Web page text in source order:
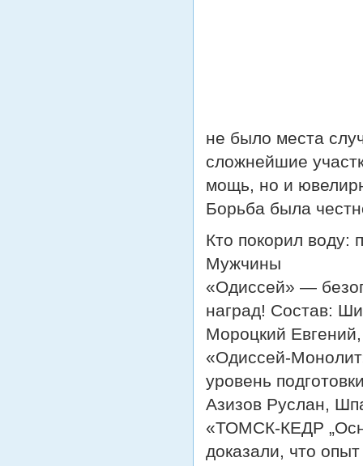
не было места
сложнейшие
мощь, но и
Борьба была
Кто покорил воду:
Мужчины
«Одиссей» —
наград! Состав:
Мороцкий
«Одиссей-
уровень
Азизов Руслан,
«ТОМСК-КЕДР
доказали, что